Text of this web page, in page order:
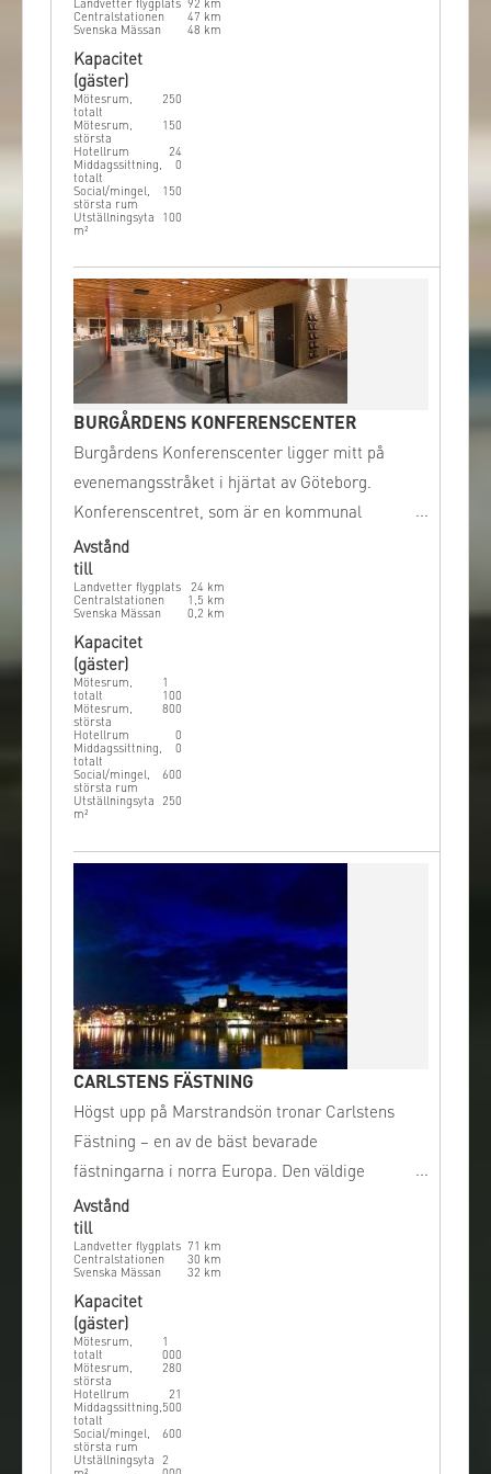
Landvetter flygplats 92 km
Centralstationen
47 km
Svenska Mässan
48 km
Kapacitet
(gäster)
Mötesrum,
totalt
250
Mötesrum,
största
150
Hotellrum
24
Middagssittning,
totalt
0
Social/mingel,
största rum
150
Utställningsyta
m²
100
BURGÅRDENS KONFERENSCENTER
Burgårdens Konferenscenter ligger mitt på
evenemangsstråket i hjärtat av Göteborg.
Konferenscentret, som är en kommunal
verksamhet, välkomnar alla sorters
konferenser men servar huvudsakligen
stadens organisationer och andra myndigheter.
Avstånd
till
Landvetter flygplats 24 km
Centralstationen
1,5 km
Svenska Mässan
0,2 km
Kapacitet
(gäster)
Mötesrum,
totalt
1
100
Mötesrum,
största
800
Hotellrum
0
Middagssittning,
totalt
0
Social/mingel,
största rum
600
Utställningsyta
m²
250
CARLSTENS FÄSTNING
Högst upp på Marstrandsön tronar Carlstens
Fästning – en av de bäst bevarade
fästningarna i norra Europa. Den väldige
väktaren har skyddat den lilla trästaden
nedanför i mer än 300 år.
Avstånd
till
Landvetter flygplats 71
km
Centralstationen
30 km
Svenska Mässan
32 km
Kapacitet
(gäster)
Mötesrum,
totalt
1
000
Mötesrum,
största
280
Hotellrum
21
Middagssittning,
totalt
500
Social/mingel,
största rum
600
Utställningsyta
2